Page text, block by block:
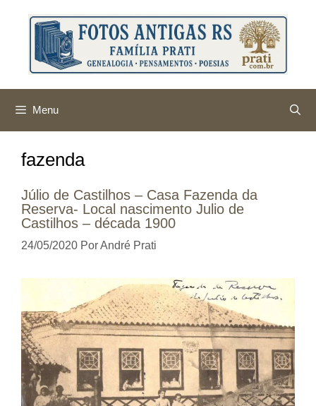
conteúdo
Menu
fazenda
Júlio de Castilhos – Casa Fazenda da
Reserva- Local nascimento Julio de
Castilhos – década 1900
24/05/2020 PorAndré Prati